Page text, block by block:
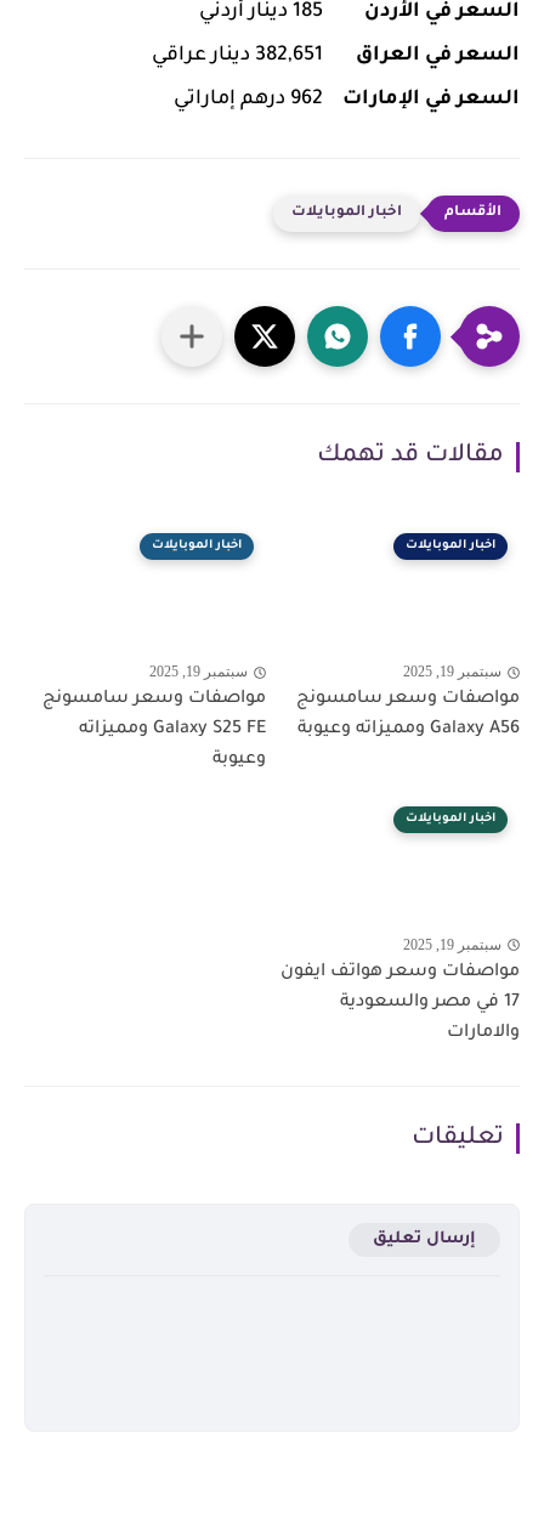
السعر في الأردن
185 دينار أردني
السعر في العراق
382,651 دينار عراقي
السعر في الإمارات
962 درهم إماراتي
اخبار الموبايلات
مقالات قد تهمك
اخبار الموبايلات
سبتمبر 19, 2025
مواصفات وسعر سامسونج
Galaxy A56 ومميزاته وعيوبة
اخبار الموبايلات
سبتمبر 19, 2025
مواصفات وسعر سامسونج
Galaxy S25 FE ومميزاته
وعيوبة
اخبار الموبايلات
سبتمبر 19, 2025
مواصفات وسعر هواتف ايفون
17 في مصر والسعودية
والامارات
تعليقات
إرسال تعليق